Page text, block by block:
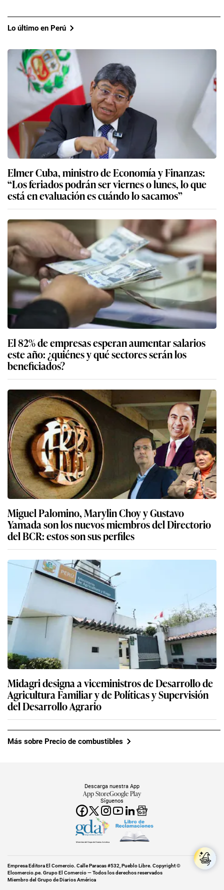
Carril bidireccional del corredor Azul: Las razones detrás de la
postergación del cambio de sentido de la Av. Arequipa por parte 5
De brigadas de seguridad urbana al rol de los militares: ¿qué se
sabe del plan de seguridad que Abelardo de la Espriella pondrá
en marcha en Colombia?
6
Lo último en Perú
Elmer Cuba, ministro de Economía y Finanzas:
“Los feriados podrán ser viernes o lunes, lo que
está en evaluación es cuándo lo sacamos”
El 82% de empresas esperan aumentar salarios
este año: ¿quiénes y qué sectores serán los
beneficiados?
Miguel Palomino, Marylin Choy y Gustavo
Yamada son los nuevos miembros del Directorio
del BCR: estos son sus perfiles
Agricultura Familiar y de Políticas y Supervisión
del Desarrollo Agrario
Más sobre Precio de combustibles
Descarga nuestra App
App Store